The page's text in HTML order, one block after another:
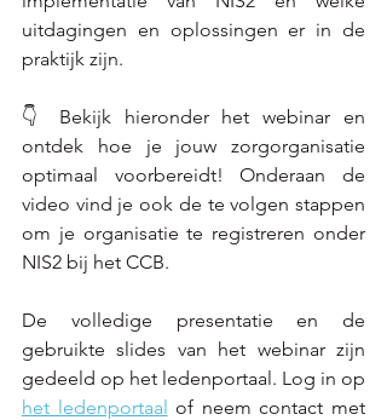
uitdagingen en oplossingen er in de
praktijk zijn.
👇 Bekijk hieronder het webinar en
ontdek hoe je jouw zorgorganisatie
optimaal voorbereidt! Onderaan de
video vind je ook de te volgen stappen
om je organisatie te registreren onder
NIS2 bij het CCB.
De volledige presentatie en de
gebruikte slides van het webinar zijn
gedeeld op het ledenportaal.
het ledenportaal of neem contact met